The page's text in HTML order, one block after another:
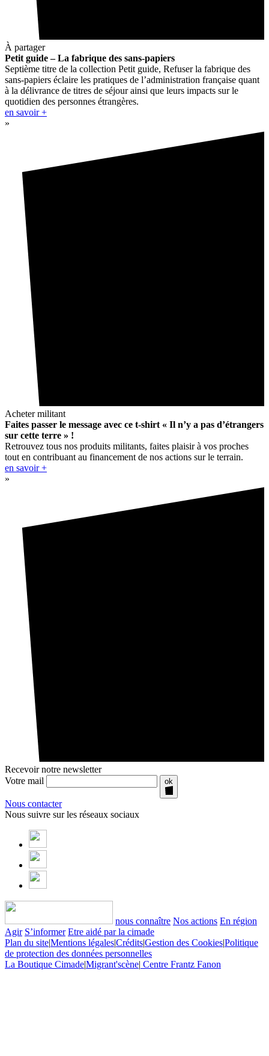
À partager
Petit guide – La fabrique des sans-papiers
Septième titre de la collection Petit guide, Refuser la fabrique des
sans-papiers éclaire les pratiques de l’administration française quant
à la délivrance de titres de séjour ainsi que leurs impacts sur le
quotidien des personnes étrangères.
en savoir +
»
Acheter militant
Faites passer le message avec ce t-shirt « Il n’y a pas d’étrangers
sur cette terre » !
Retrouvez tous nos produits militants, faites plaisir à vos proches
tout en contribuant au financement de nos actions sur le terrain.
en savoir +
»
Recevoir notre newsletter
Votre mail
ok
Nous contacter
Nous suivre sur les réseaux sociaux
nous connaître Nos actions En région
Agir S’informer Etre aidé par la cimade
Plan du site|Mentions légales|Crédits|Gestion des Cookies|Politique
de protection des données personnelles
La Boutique Cimade|Migrant'scène| Centre Frantz Fanon